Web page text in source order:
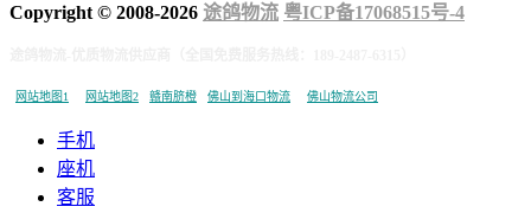
Copyright © 2008-2026 途鸽物流 粤ICP备17068515号-4
网站地图1 网站地图2 赣南脐橙 佛山到海口物流 佛山物流公司
手机
座机
客服